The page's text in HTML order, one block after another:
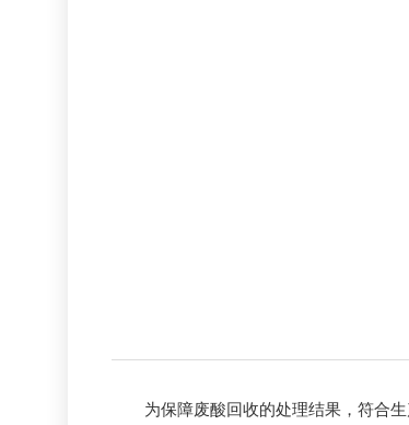
为保障废酸回收的处理结果，符合生